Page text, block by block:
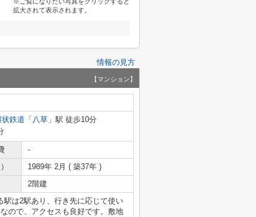
拡大されて表示されます。
情報の見方
【マンション】
鉄道 「 八草 」駅 徒歩10分
-
1989年 2月 ( 築37年 )
2階建
駅は2駅あり、行き先に応じて使い
ので、アクセスも良好です。敷地